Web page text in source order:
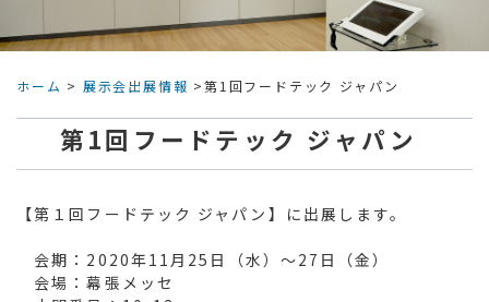
ホーム > 展示会出展情報 >第1回フードテック ジャパン
第1回フードテック ジャパン
【第１回フードテック ジャパン】に出展します。
会期：2020年11月25日（水）～27日（金）
会場：幕張メッセ